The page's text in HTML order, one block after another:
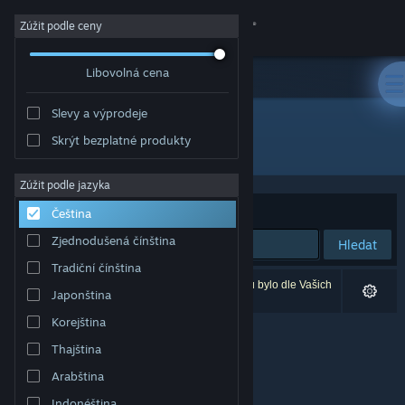
Přihlásit se
Komunita
Informace
Podpora
Změnit jazyk
Mobilní aplikace služby Steam
Desktopová verze stránky
Zúžit podle ceny
Libovolná cena
Slevy a výprodeje
Skrýt bezplatné produkty
Zúžit podle jazyka
Čeština
Zjednodušená čínština
Tradiční čínština
Japonština
Korejština
Thajština
Arabština
Vydavatel: POLYFOUNTAIN MEDIA LLC
Seřadit podle
Hledat
Vašemu zadání odpovídá 0 výsledků. 2 produktů bylo dle Vašich
předvoleb vyloučeno z výsledků vyhledávání.